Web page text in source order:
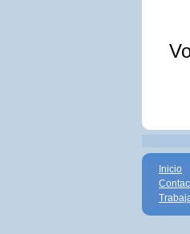
Inicio